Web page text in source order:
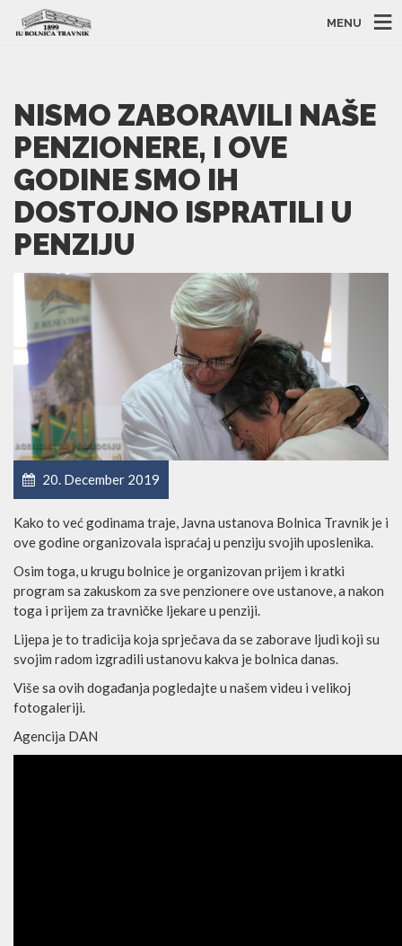
MENU
NISMO ZABORAVILI NAŠE
PENZIONERE, I OVE
GODINE SMO IH
DOSTOJNO ISPRATILI U
PENZIJU
20. December 2019
Kako to već godinama traje, Javna ustanova Bolnica Travnik je i
ove godine organizovala ispraćaj u penziju svojih uposlenika.
Osim toga, u krugu bolnice je organizovan prijem i kratki
program sa zakuskom za sve penzionere ove ustanove, a nakon
toga i prijem za travničke ljekare u penziji.
Lijepa je to tradicija koja sprječava da se zaborave ljudi koji su
svojim radom izgradili ustanovu kakva je bolnica danas.
Više sa ovih događanja pogledajte u našem videu i velikoj
fotogaleriji.
Agencija DAN